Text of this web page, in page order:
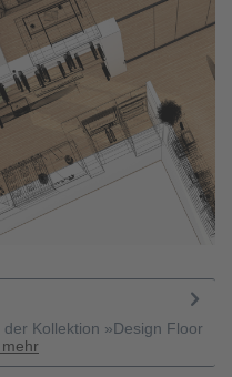
Kollektion »Design Floor
mehr